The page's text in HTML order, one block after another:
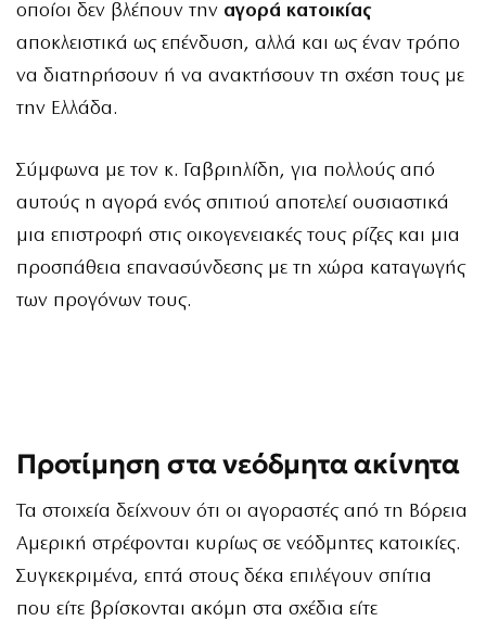
οποίοι δεν βλέπουν την αγορά κατοικίας
αποκλειστικά ως επένδυση, αλλά και ως έναν τρόπο
να διατηρήσουν ή να ανακτήσουν τη σχέση τους με
την Ελλάδα.
Σύμφωνα με τον κ. Γαβριηλίδη, για πολλούς από
αυτούς η αγορά ενός σπιτιού αποτελεί ουσιαστικά
μια επιστροφή στις οικογενειακές τους ρίζες και μια
προσπάθεια επανασύνδεσης με τη χώρα καταγωγής
των προγόνων τους.
Προτίμηση στα νεόδμητα ακίνητα
Τα στοιχεία δείχνουν ότι οι αγοραστές από τη Βόρεια
Αμερική στρέφονται κυρίως σε νεόδμητες κατοικίες.
Συγκεκριμένα, επτά στους δέκα επιλέγουν σπίτια
που είτε βρίσκονται ακόμη στα σχέδια είτε